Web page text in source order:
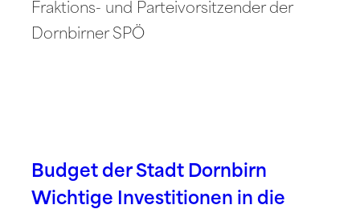
Fraktions- und Parteivorsitzender der
Dornbirner SPÖ
Budget der Stadt Dornbirn
Wichtige Investitionen in die